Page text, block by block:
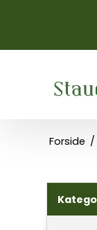
Forside /